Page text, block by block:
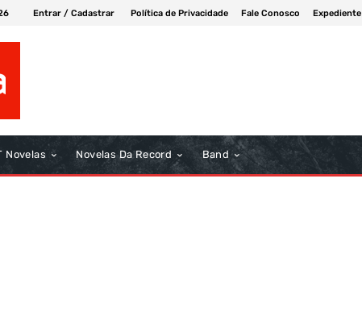
Entrar / Cadastrar Política de Privacidade Fale Conosco Expediente
Novelas Novelas Da Record Band